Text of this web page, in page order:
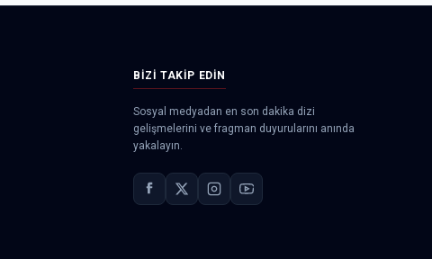
BIZI TAKIP EDIN
Sosyal medyadan en son dakika dizi
gelişmelerini ve fragman duyurularını anında
yakalayın.